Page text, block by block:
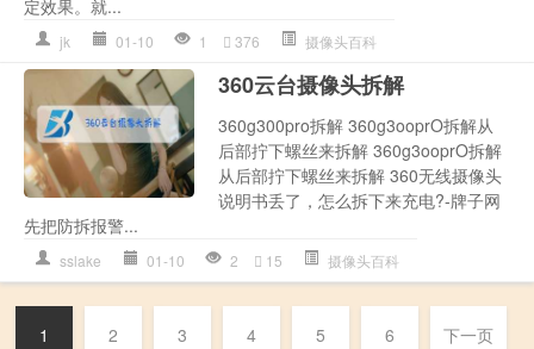
定效果。就...
jk 01-10 1 376 摄像头百科
360云台摄像头拆解
360g300pro拆解 360g3ooprO拆解从
后部拧下螺丝来拆解 360g3ooprO拆解
从后部拧下螺丝来拆解 360无线摄像头
说明书丢了，怎么拆下来充电?-牌子网
先把防拆报警...
sslake 01-10 2 15 摄像头百科
1 2 3 4 5 6 下一页